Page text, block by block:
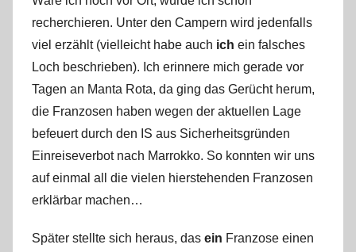
recherchieren. Unter den Campern wird jedenfalls
viel erzählt (vielleicht habe auch ich ein falsches
Loch beschrieben). Ich erinnere mich gerade vor
Tagen an Manta Rota, da ging das Gerücht herum,
die Franzosen haben wegen der aktuellen Lage
befeuert durch den IS aus Sicherheitsgründen
Einreiseverbot nach Marrokko. So konnten wir uns
auf einmal all die vielen hierstehenden Franzosen
erklärbar machen…
Später stellte sich heraus, das ein Franzose einen